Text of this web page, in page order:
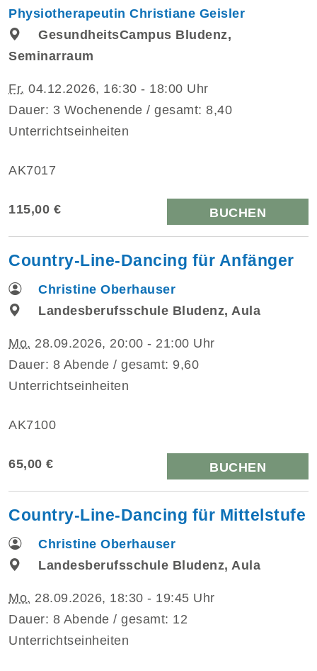
Physiotherapeutin Christiane Geisler
GesundheitsCampus Bludenz,
Seminarraum
Fr. 04.12.2026, 16:30 - 18:00 Uhr
Dauer: 3 Wochenende / gesamt: 8,40
Unterrichtseinheiten
AK7017
115,00 € BUCHEN
Country-Line-Dancing für Anfänger
Christine Oberhauser
Landesberufsschule Bludenz, Aula
Mo. 28.09.2026, 20:00 - 21:00 Uhr
Dauer: 8 Abende / gesamt: 9,60
Unterrichtseinheiten
AK7100
65,00 € BUCHEN
Country-Line-Dancing für Mittelstufe
Christine Oberhauser
Landesberufsschule Bludenz, Aula
Mo. 28.09.2026, 18:30 - 19:45 Uhr
Dauer: 8 Abende / gesamt: 12
Unterrichtseinheiten